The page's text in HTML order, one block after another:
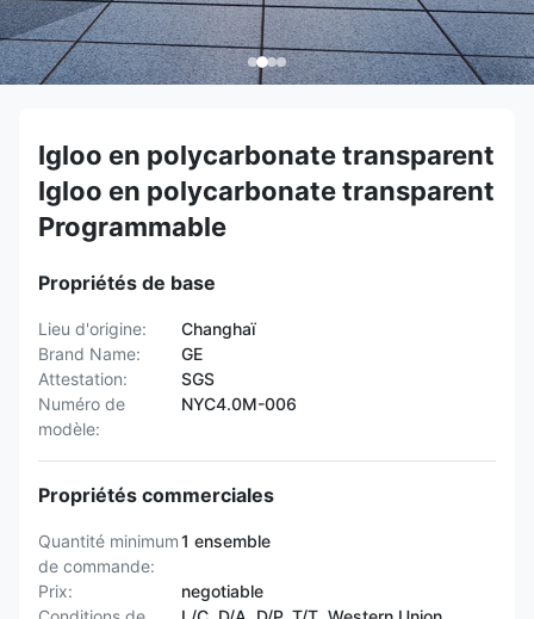
Igloo en polycarbonate transparent
Igloo en polycarbonate transparent
Programmable
Propriétés de base
Lieu d'origine:
Changhaï
Brand Name:
GE
Attestation:
SGS
Numéro de
modèle:
NYC4.0M-006
Propriétés commerciales
Quantité minimum
de commande:
1 ensemble
Prix:
negotiable